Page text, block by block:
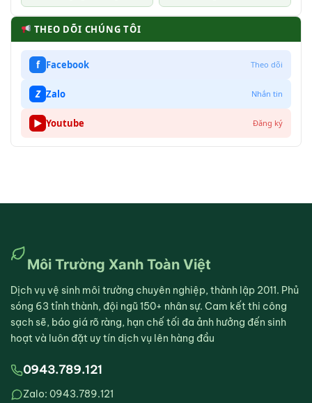
THEO DÕI CHÚNG TÔI
f Facebook Theo dõi
Z Zalo Nhắn tin
▶ Youtube Đăng ký
Môi Trường Xanh Toàn Việt
Dịch vụ vệ sinh môi trường chuyên nghiệp, thành lập 2011. Phủ
sóng 63 tỉnh thành, đội ngũ 150+ nhân sự. Cam kết thi công
sạch sẽ, báo giá rõ ràng, hạn chế tối đa ảnh hưởng đến sinh
hoạt và luôn đặt uy tín dịch vụ lên hàng đầu
0943.789.121
Zalo: 0943.789.121